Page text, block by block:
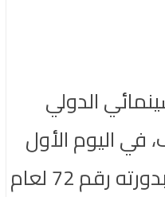
الدولي
في اليوم الأول
من فعاليات المهرجان بدورته رقم 72 لعام